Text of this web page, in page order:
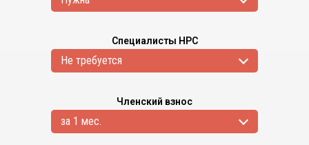
Специалисты НРС
Не требуется
Членский взнос
за 1 мес.